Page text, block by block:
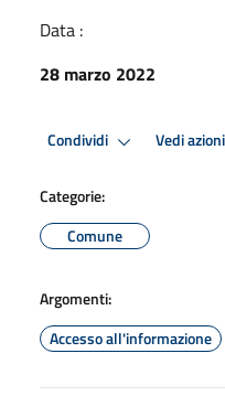
Data :
28 marzo 2022
Condividi Vedi azioni
Categorie:
Comune
Argomenti:
Accesso all'informazione